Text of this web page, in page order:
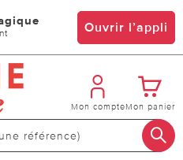
Ouvrir l’appli
Mon compteMon panier